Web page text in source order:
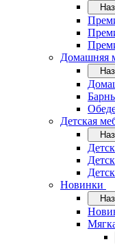
Домашняя
Детская
Новинки